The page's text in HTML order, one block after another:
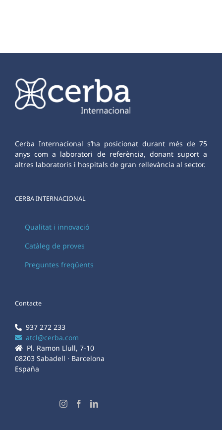
Cerba Internacional s’ha posicionat durant més de 75
anys com a laboratori de referència, donant suport a
altres laboratoris i hospitals de gran rellevància al sector.
CERBA INTERNACIONAL
Qualitat i innovació
Catàleg de proves
Preguntes freqüents
Contacte
937 272 233
atcl@cerba.com
Pl. Ramon Llull, 7-10
08203 Sabadell · Barcelona
España